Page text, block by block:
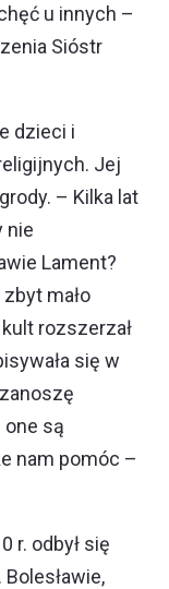
u innych –
Sióstr
dzieci i
Jej
– Kilka lat
nie
Lament?
mało
rozszerzał
się w
są
nam pomóc –
r. odbył się